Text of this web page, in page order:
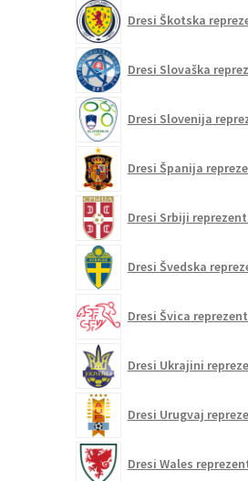
Dresi Škotska
Dresi Slovaška
Dresi Slovenija
Dresi Španija
Dresi Srbiji
Dresi Švedska
Dresi Švica
Dresi Ukrajini
Dresi Urugvaj
Dresi Wales